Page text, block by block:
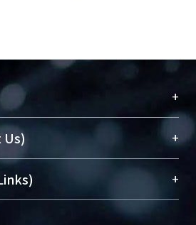
+
學之列，為永久珍藏及向國際
成果及學術能量，圖書館整合
學術庫（AH）不同功能平
藏NTU scholars。期能整合研
作、保存學術產出、推廣研究
Us) +
(Medical Library)
(Social
+